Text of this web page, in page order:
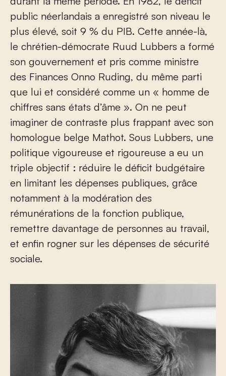
public néerlandais a enregistré son niveau le
plus élevé, soit 9 % du PIB. Cette année-là,
le chrétien-démocrate Ruud Lubbers a formé
son gouvernement et pris comme ministre
des Finances Onno Ruding, du même parti
que lui et considéré comme un « homme de
chiffres sans états d’âme ». On ne peut
imaginer de contraste plus frappant avec son
homologue belge Mathot. Sous Lubbers, une
politique vigoureuse et rigoureuse a eu un
triple objectif : réduire le déficit budgétaire
en limitant les dépenses publiques, grâce
notamment à la modération des
rémunérations de la fonction publique,
remettre davantage de personnes au travail,
et enfin rogner sur les dépenses de sécurité
sociale.